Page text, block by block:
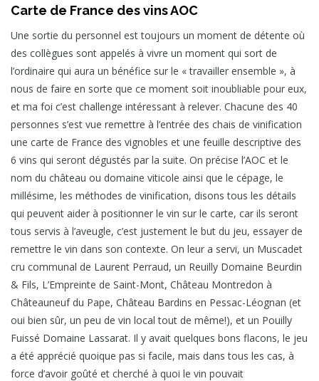
Carte de France des vins AOC
Une sortie du personnel est toujours un moment de détente où
des collègues sont appelés à vivre un moment qui sort de
l’ordinaire qui aura un bénéfice sur le « travailler ensemble », à
nous de faire en sorte que ce moment soit inoubliable pour eux,
et ma foi c’est challenge intéressant à relever. Chacune des 40
personnes s’est vue remettre à l’entrée des chais de vinification
une carte de France des vignobles et une feuille descriptive des
6 vins qui seront dégustés par la suite. On précise l’AOC et le
nom du château ou domaine viticole ainsi que le cépage, le
millésime, les méthodes de vinification, disons tous les détails
qui peuvent aider à positionner le vin sur le carte, car ils seront
tous servis à l’aveugle, c’est justement le but du jeu, essayer de
remettre le vin dans son contexte. On leur a servi, un Muscadet
cru communal de Laurent Perraud, un Reuilly Domaine Beurdin
& Fils, L’Empreinte de Saint-Mont, Château Montredon à
Châteauneuf du Pape, Château Bardins en Pessac-Léognan (et
oui bien sûr, un peu de vin local tout de même!), et un Pouilly
Fuissé Domaine Lassarat. Il y avait quelques bons flacons, le jeu
a été apprécié quoique pas si facile, mais dans tous les cas, à
force d’avoir goûté et cherché à quoi le vin pouvait